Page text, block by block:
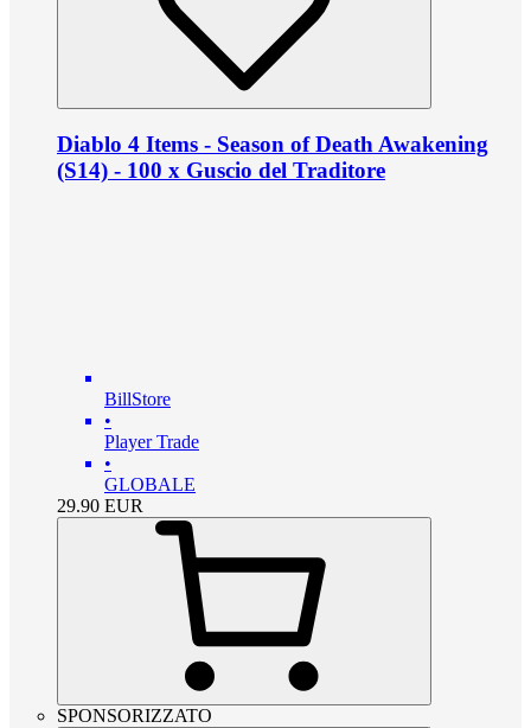
Diablo 4 Items - Season of Death Awakening
(S14) - 100 x Guscio del Traditore
BillStore
•
Player Trade
•
GLOBALE
29.90 EUR
SPONSORIZZATO